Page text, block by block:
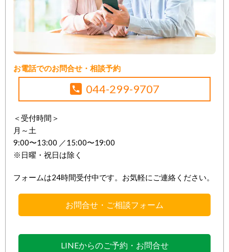
お電話でのお問合せ・相談予約
044-299-9707
＜受付時間＞
月～土
9:00〜13:00 ／15:00〜19:00
※日曜・祝日は除く
フォームは24時間受付中です。お気軽にご連絡ください。
お問合せ・ご相談フォーム
LINEからのご予約・お問合せ